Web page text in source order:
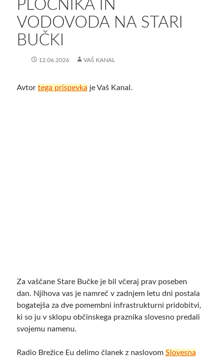
PLOČNIKA IN
VODOVODA NA STARI
BUČKI
12.06.2026 VAŠ KANAL
Avtor tega prispevka je Vaš Kanal.
Za vaščane Stare Bučke je bil včeraj prav poseben
dan. Njihova vas je namreč v zadnjem letu dni postala
bogatejša za dve pomembni infrastrukturni pridobitvi,
ki so ju v sklopu občinskega praznika slovesno predali
svojemu namenu.
Radio Brežice Eu delimo članek z naslovom Slovesna